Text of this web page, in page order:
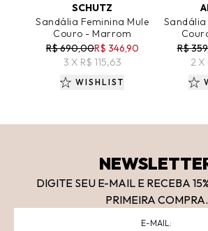
SCHUTZ
Sandália Feminina Mule
Couro - Marrom
R$ 690,00R$ 346,90
3 X R$ 115,63
WISHLIST
Sandália
R$
2 X
DIGITE SEU E-MAIL E RECEBA 15
PRIMEIRA COMPRA.